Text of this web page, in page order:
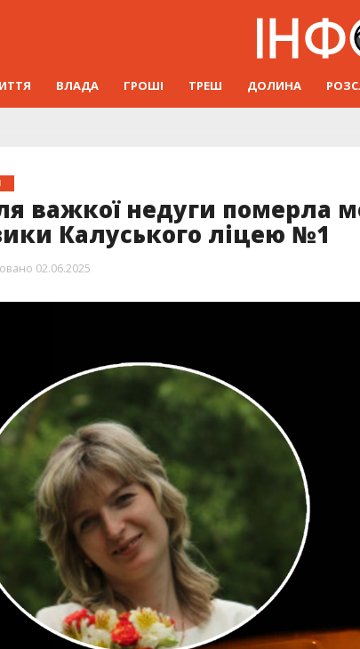
ВЛАДА ГРОШІ ТРЕШ ДОЛИНА
важкої недуги померла
Калуського ліцею №1
02.06.2025